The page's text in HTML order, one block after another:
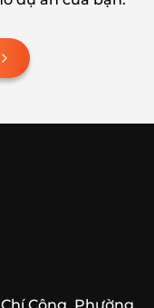
Chí Công, Phường